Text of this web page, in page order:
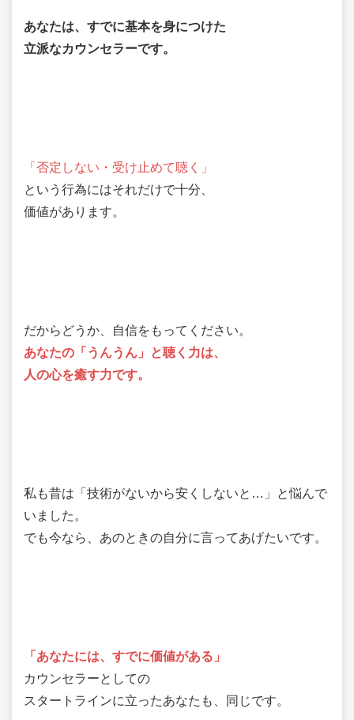
あなたは、すでに基本を身につけた
立派なカウンセラーです。
「否定しない・受け止めて聴く」
という行為にはそれだけで十分、
価値があります。
だからどうか、自信をもってください。
あなたの「うんうん」と聴く力は、
人の心を癒す力です。
私も昔は「技術がないから安くしないと…」と悩んで
いました。
でも今なら、あのときの自分に言ってあげたいです。
「あなたには、すでに価値がある」
カウンセラーとしての
スタートラインに立ったあなたも、同じです。